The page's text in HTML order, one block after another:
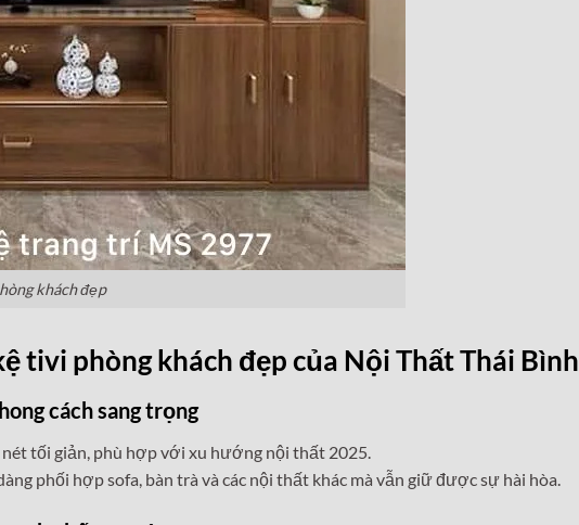
khách đẹp
tivi phòng khách đẹp của Nội Thất Thái Bình
cách sang trọng
tối giản, phù hợp với xu hướng nội thất 2025.
phối hợp sofa, bàn trà và các nội thất khác mà vẫn giữ được sự hài hòa.